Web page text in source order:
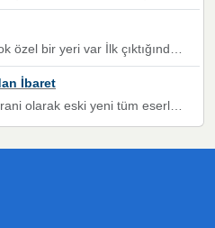
müdavimi oldum günlük Ben de 3-5 kere dinleyip ezberleyip artık ilahiye bende eşlik ediyorum yüksek sesle Allah razı olsun hizmet nimettir Rabbim sizin zahmetlerinize de hayırlı nimetler versin Selam ve dua ile Allah'a emanet olun
İbaret
birisiyim, emeğine saygı duyan gönül veren bunu en güzel şekilde sevenlerine ulaştıran siz değerli sayfa yöneticilerine de teşekkür ederim